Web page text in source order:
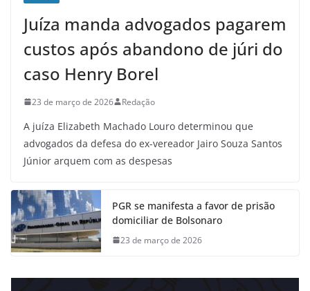
Juíza manda advogados pagarem
custos após abandono de júri do
caso Henry Borel
23 de março de 2026 Redação
A juíza Elizabeth Machado Louro determinou que
advogados da defesa do ex-vereador Jairo Souza Santos
Júnior arquem com as despesas
PGR se manifesta a favor de prisão
domiciliar de Bolsonaro
23 de março de 2026